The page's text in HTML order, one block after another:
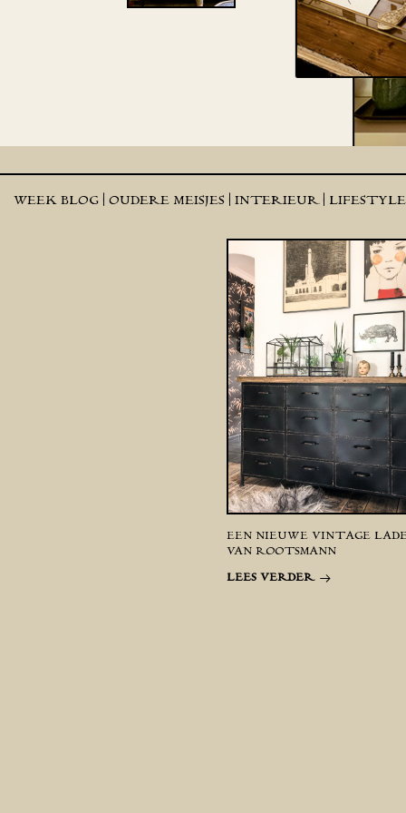
WEEK BLOG | OUDERE MEISJES | INTERIEUR | LIFESTYLE
EEN NIEUWE VINTAGE
VAN ROOTSMANN
LEES VERDER